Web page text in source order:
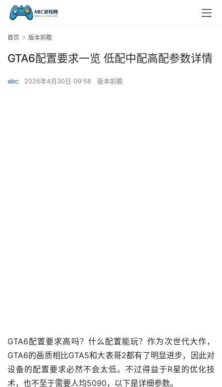
首页 版本前瞻
GTA6配置要求一览 低配中配高配参数详情
abc 2026年4月30日 09:58 版本前瞻
GTA6配置要求高吗？什么配置能玩？作为次世代大作，
GTA6的画质相比GTA5和大表哥2都有了明显进步，因此对
设备的配置要求必然不会太低。不过得益于R星的优化技
术，也不至于需要人均5090，以下是详细参数。